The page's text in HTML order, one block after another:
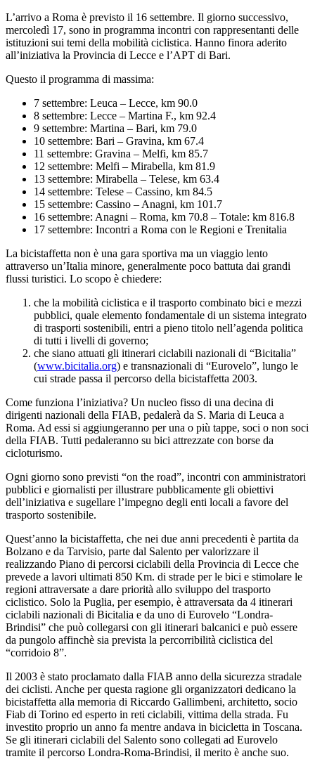
L’arrivo a Roma è previsto il 16 settembre. Il giorno successivo,
mercoledì 17, sono in programma incontri con rappresentanti delle
istituzioni sui temi della mobilità ciclistica. Hanno finora aderito
all’iniziativa la Provincia di Lecce e l’APT di Bari.
Questo il programma di massima:
7 settembre: Leuca – Lecce, km 90.0
8 settembre: Lecce – Martina F., km 92.4
9 settembre: Martina – Bari, km 79.0
10 settembre: Bari – Gravina, km 67.4
11 settembre: Gravina – Melfi, km 85.7
12 settembre: Melfi – Mirabella, km 81.9
13 settembre: Mirabella – Telese, km 63.4
14 settembre: Telese – Cassino, km 84.5
15 settembre: Cassino – Anagni, km 101.7
16 settembre: Anagni – Roma, km 70.8 – Totale: km 816.8
17 settembre: Incontri a Roma con le Regioni e Trenitalia
La bicistaffetta non è una gara sportiva ma un viaggio lento
attraverso un’Italia minore, generalmente poco battuta dai grandi
flussi turistici. Lo scopo è chiedere:
che la mobilità ciclistica e il trasporto combinato bici e mezzi
pubblici, quale elemento fondamentale di un sistema integrato
di trasporti sostenibili, entri a pieno titolo nell’agenda politica
di tutti i livelli di governo;
che siano attuati gli itinerari ciclabili nazionali di “Bicitalia”
(www.bicitalia.org) e transnazionali di “Eurovelo”, lungo le
cui strade passa il percorso della bicistaffetta 2003.
Come funziona l’iniziativa? Un nucleo fisso di una decina di
dirigenti nazionali della FIAB, pedalerà da S. Maria di Leuca a
Roma. Ad essi si aggiungeranno per una o più tappe, soci o non soci
della FIAB. Tutti pedaleranno su bici attrezzate con borse da
cicloturismo.
Ogni giorno sono previsti “on the road”, incontri con amministratori
pubblici e giornalisti per illustrare pubblicamente gli obiettivi
dell’iniziativa e sugellare l’impegno degli enti locali a favore del
trasporto sostenibile.
Quest’anno la bicistaffetta, che nei due anni precedenti è partita da
Bolzano e da Tarvisio, parte dal Salento per valorizzare il
realizzando Piano di percorsi ciclabili della Provincia di Lecce che
prevede a lavori ultimati 850 Km. di strade per le bici e stimolare le
regioni attraversate a dare priorità allo sviluppo del trasporto
ciclistico. Solo la Puglia, per esempio, è attraversata da 4 itinerari
ciclabili nazionali di Bicitalia e da uno di Eurovelo “Londra-
Brindisi” che può collegarsi con gli itinerari balcanici e può essere
da pungolo affinchè sia prevista la percorribilità ciclistica del
“corridoio 8”.
Il 2003 è stato proclamato dalla FIAB anno della sicurezza stradale
dei ciclisti. Anche per questa ragione gli organizzatori dedicano la
bicistaffetta alla memoria di Riccardo Gallimbeni, architetto, socio
Fiab di Torino ed esperto in reti ciclabili, vittima della strada. Fu
investito proprio un anno fa mentre andava in bicicletta in Toscana.
Se gli itinerari ciclabili del Salento sono collegati ad Eurovelo
tramite il percorso Londra-Roma-Brindisi, il merito è anche suo.